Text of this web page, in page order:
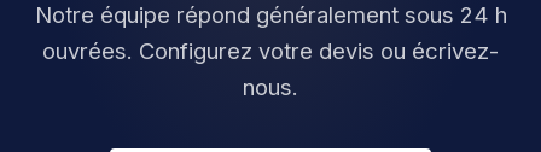
Notre équipe répond généralement sous 24 h
ouvrées. Configurez votre devis ou écrivez-
nous.